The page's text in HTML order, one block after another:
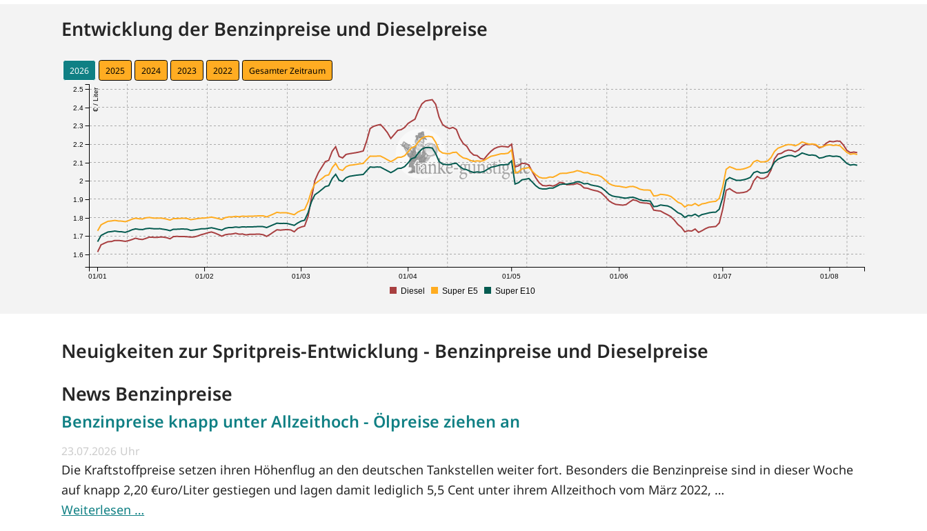
Entwicklung der Benzinpreise und Dieselpreise
2026 2025 2024 2023 2022 Gesamter Zeitraum
01/01 01/02 01/03 01/04 01/05 01/06 01/07 01/08
€ / Liter
1.6
1.7
1.8
1.9
2
2.1
2.2
2.3
2.4
2.5
Diesel Super E5 Super E10
Neuigkeiten zur Spritpreis-Entwicklung - Benzinpreise und Dieselpreise
News Benzinpreise
Benzinpreise knapp unter Allzeithoch - Ölpreise ziehen an
23.07.2026
Die Kraftstoffpreise setzen ihren Höhenflug an den deutschen Tankstellen weiter fort. Besonders die Benzinpreise sind in dieser Woche
auf knapp 2,20 €uro/Liter gestiegen und lagen damit lediglich 5,5 Cent unter ihrem Allzeithoch vom März 2022, …
Weiterlesen …